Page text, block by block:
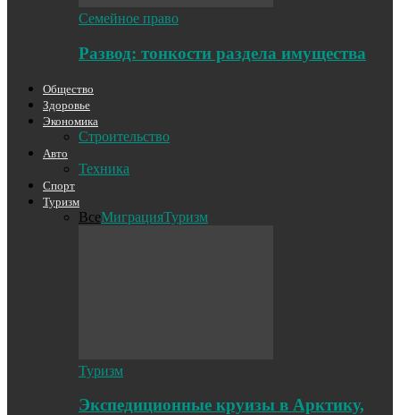
Семейное право
Развод: тонкости раздела имущества
Общество
Здоровье
Экономика
Строительство
Авто
Техника
Спорт
Туризм
ВсеМиграцияТуризм
Туризм
Экспедиционные круизы в Арктику,